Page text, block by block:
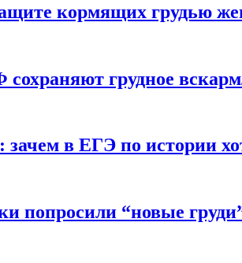
кормящих грудью
грудное
в ЕГЭ по истории
попросили “новые